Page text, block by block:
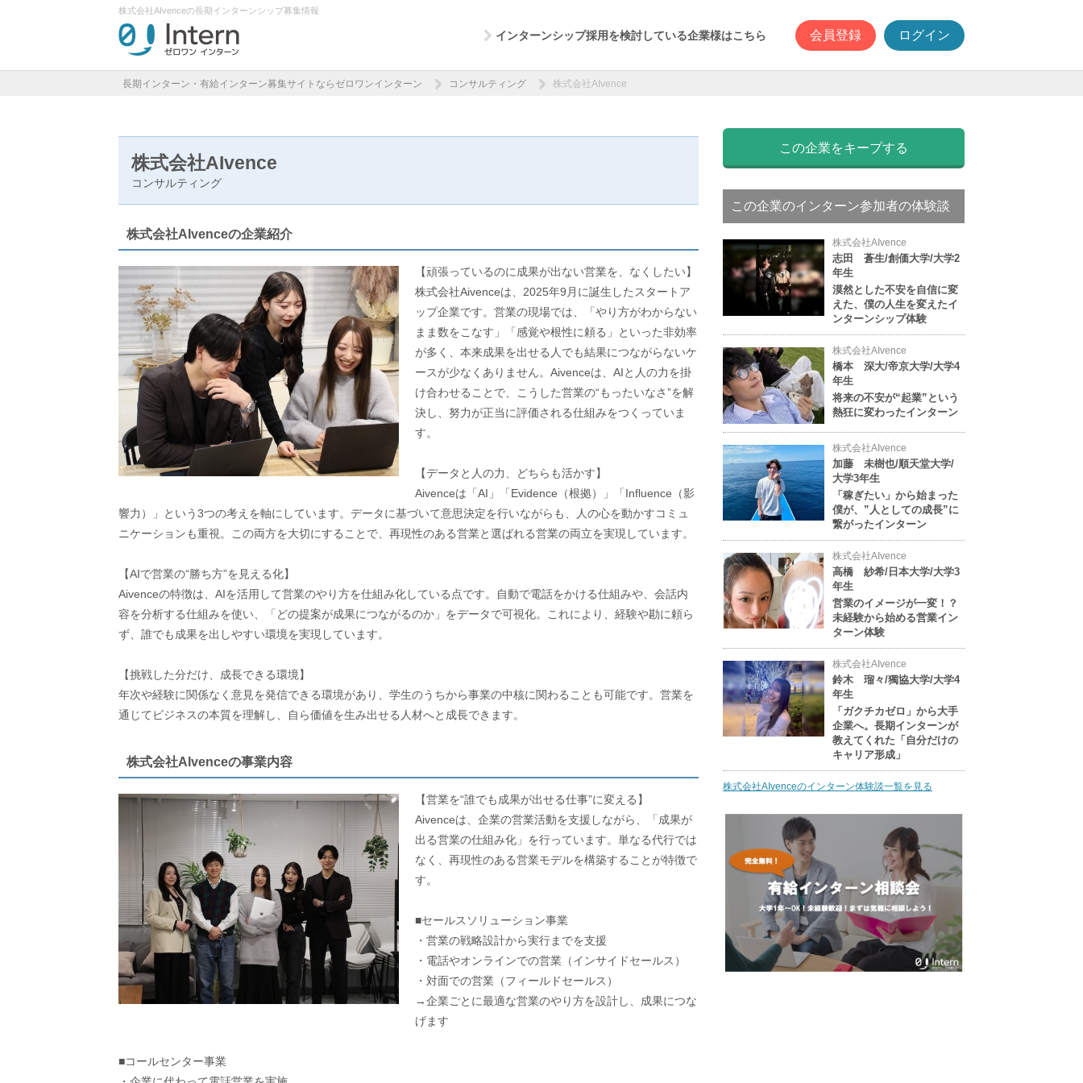
株式会社AIvenceの長期インターンシップ募集情報
インターンシップ採用を検討している企業様はこちら 会員登録 ログイン
長期インターン・有給インターン募集サイトならゼロワンインターン コンサルティング 株式会社AIvence
株式会社AIvence
コンサルティング
株式会社AIvenceの企業紹介
【頑張っているのに成果が出ない営業を、なくしたい】
株式会社Aivenceは、2025年9月に誕生したスタートア
ップ企業です。営業の現場では、「やり方がわからない
まま数をこなす」「感覚や根性に頼る」といった非効率
が多く、本来成果を出せる人でも結果につながらないケ
ースが少なくありません。Aivenceは、AIと人の力を掛
け合わせることで、こうした営業の“もったいなさ”を解
決し、努力が正当に評価される仕組みをつくっていま
す。
【データと人の力、どちらも活かす】
Aivenceは「AI」「Evidence（根拠）」「Influence（影
響力）」という3つの考えを軸にしています。データに基づいて意思決定を行いながらも、人の心を動かすコミュ
ニケーションも重視。この両方を大切にすることで、再現性のある営業と選ばれる営業の両立を実現しています。
【AIで営業の“勝ち方”を見える化】
Aivenceの特徴は、AIを活用して営業のやり方を仕組み化している点です。自動で電話をかける仕組みや、会話内
容を分析する仕組みを使い、「どの提案が成果につながるのか」をデータで可視化。これにより、経験や勘に頼ら
ず、誰でも成果を出しやすい環境を実現しています。
【挑戦した分だけ、成長できる環境】
年次や経験に関係なく意見を発信できる環境があり、学生のうちから事業の中核に関わることも可能です。営業を
通じてビジネスの本質を理解し、自ら価値を生み出せる人材へと成長できます。
株式会社AIvenceの事業内容
【営業を“誰でも成果が出せる仕事”に変える】
Aivenceは、企業の営業活動を支援しながら、「成果が
出る営業の仕組み化」を行っています。単なる代行では
なく、再現性のある営業モデルを構築することが特徴で
す。
■セールスソリューション事業
・営業の戦略設計から実行までを支援
・電話やオンラインでの営業（インサイドセールス）
・対面での営業（フィールドセールス）
→企業ごとに最適な営業のやり方を設計し、成果につな
げます
■コールセンター事業
この企業をキープする
この企業のインターン参加者の体験談
株式会社AIvence
志田 蒼生/創価大学/大学2
年生
漠然とした不安を自信に変
えた、僕の人生を変えたイ
ンターンシップ体験
株式会社AIvence
橋本 深大/帝京大学/大学4
年生
将来の不安が“起業”という
熱狂に変わったインターン
株式会社AIvence
加藤 未樹也/順天堂大学/
大学3年生
「稼ぎたい」から始まった
僕が、”人としての成長”に
繋がったインターン
株式会社AIvence
高橋 紗希/日本大学/大学3
年生
営業のイメージが一変！？
未経験から始める営業イン
ターン体験
株式会社AIvence
鈴木 瑠々/獨協大学/大学4
年生
「ガクチカゼロ」から大手
企業へ。長期インターンが
教えてくれた「自分だけの
キャリア形成」
株式会社AIvenceのインターン体験談一覧を見る